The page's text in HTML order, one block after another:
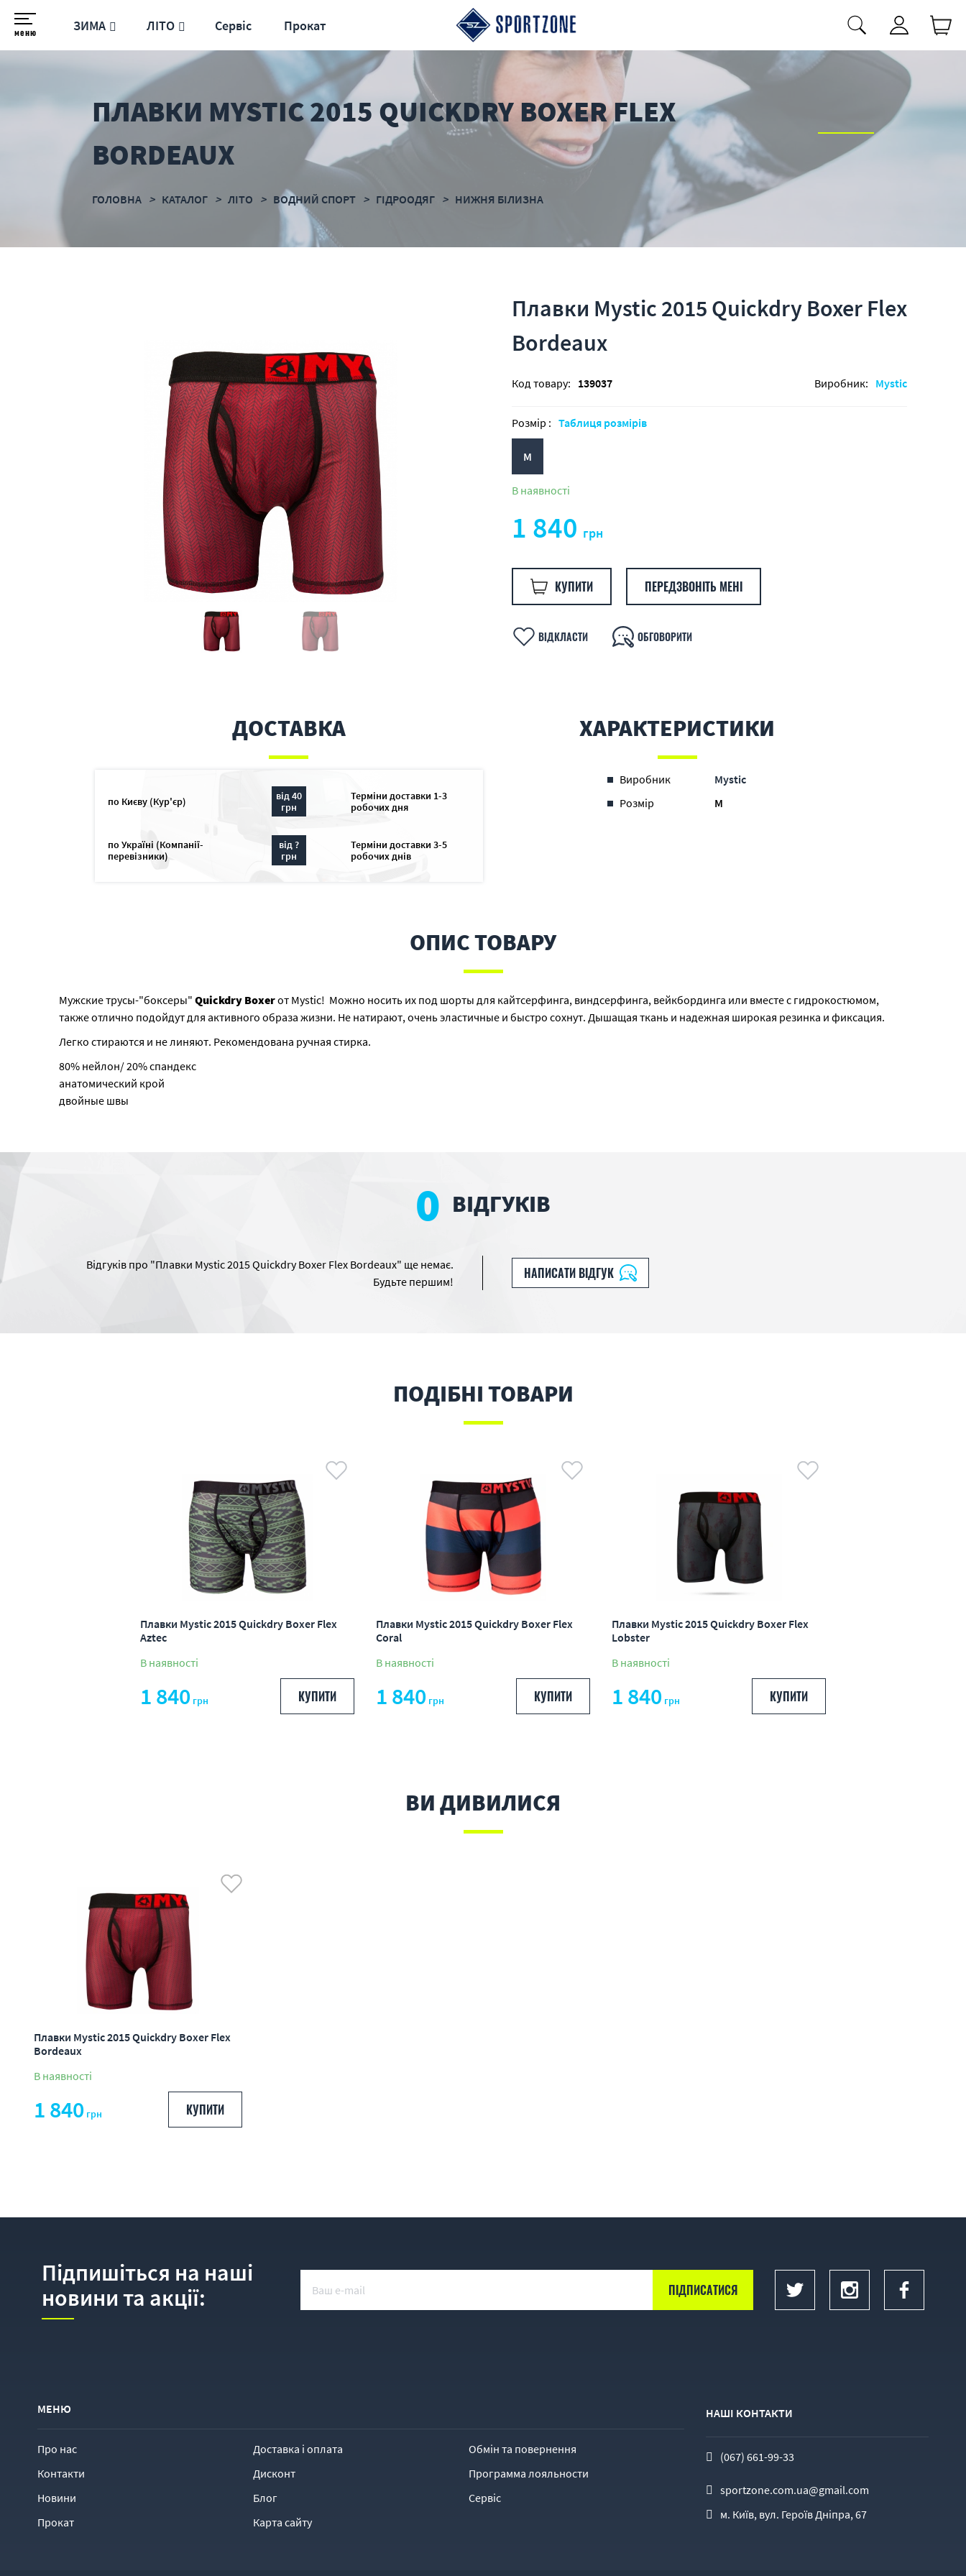
меню ЗИМА ЛІТО Сервіс Прокат
ПЛАВКИ MYSTIC 2015 QUICKDRY BOXER FLEX
BORDEAUX
ГОЛОВНА КАТАЛОГ ЛІТО ВОДНИЙ СПОРТ ГІДРООДЯГ НИЖНЯ БІЛИЗНА
Плавки Mystic 2015 Quickdry Boxer Flex
Bordeaux
Код товару: 139037 Виробник: Mystic
Розмір : Таблиця розмірів
M
В наявності
1 840 грн
КУПИТИ ПЕРЕДЗВОНІТЬ МЕНІ
ВІДКЛАСТИ ОБГОВОРИТИ
ДОСТАВКА
по Києву (Кур'єр)
від 40
грн
Терміни доставки 1-3
робочих дня
по Україні (Компанії-
перевізники)
від ?
грн
Терміни доставки 3-5
робочих днів
ХАРАКТЕРИСТИКИ
Виробник
Mystic
Розмір
M
ОПИС ТОВАРУ
Мужские трусы-"боксеры" Quickdry Boxerот Mystic! Можно носить их под шорты для кайтсерфинга, виндсерфинга, вейкбординга или вместе с гидрокостюмом,
также отлично подойдут для активного образа жизни. Не натирают, очень эластичные и быстро сохнут. Дышащая ткань и надежная широкая резинка и фиксация.
Легко стираются и не линяют. Рекомендована ручная стирка.
80% нейлон/ 20% спандекс
анатомический крой
двойные швы
0 ВІДГУКІВ
Відгуків про "Плавки Mystic 2015 Quickdry Boxer Flex Bordeaux" ще немає.
Будьте першим!
НАПИСАТИ ВІДГУК
ПОДІБНІ ТОВАРИ
Плавки Mystic 2015 Quickdry Boxer Flex
Aztec
В наявності
1 840 грн КУПИТИ
Плавки Mystic 2015 Quickdry Boxer Flex
Coral
В наявності
1 840 грн КУПИТИ
Плавки Mystic 2015 Quickdry Boxer Flex
Lobster
В наявності
1 840 грн КУПИТИ
ВИ ДИВИЛИСЯ
Плавки Mystic 2015 Quickdry Boxer Flex
Bordeaux
В наявності
1 840 грн КУПИТИ
Підпишіться на наші
новини та акції:
МЕНЮ
Про нас Доставка і оплата
Обмін та повернення
Контакти
Дисконт
Программа лояльности
Новини
Блог
Сервіс
Прокат
Карта сайту
НАШІ КОНТАКТИ
(067) 661-99-33
sportzone.com.ua@gmail.com
м. Київ, вул. Героїв Дніпра, 67